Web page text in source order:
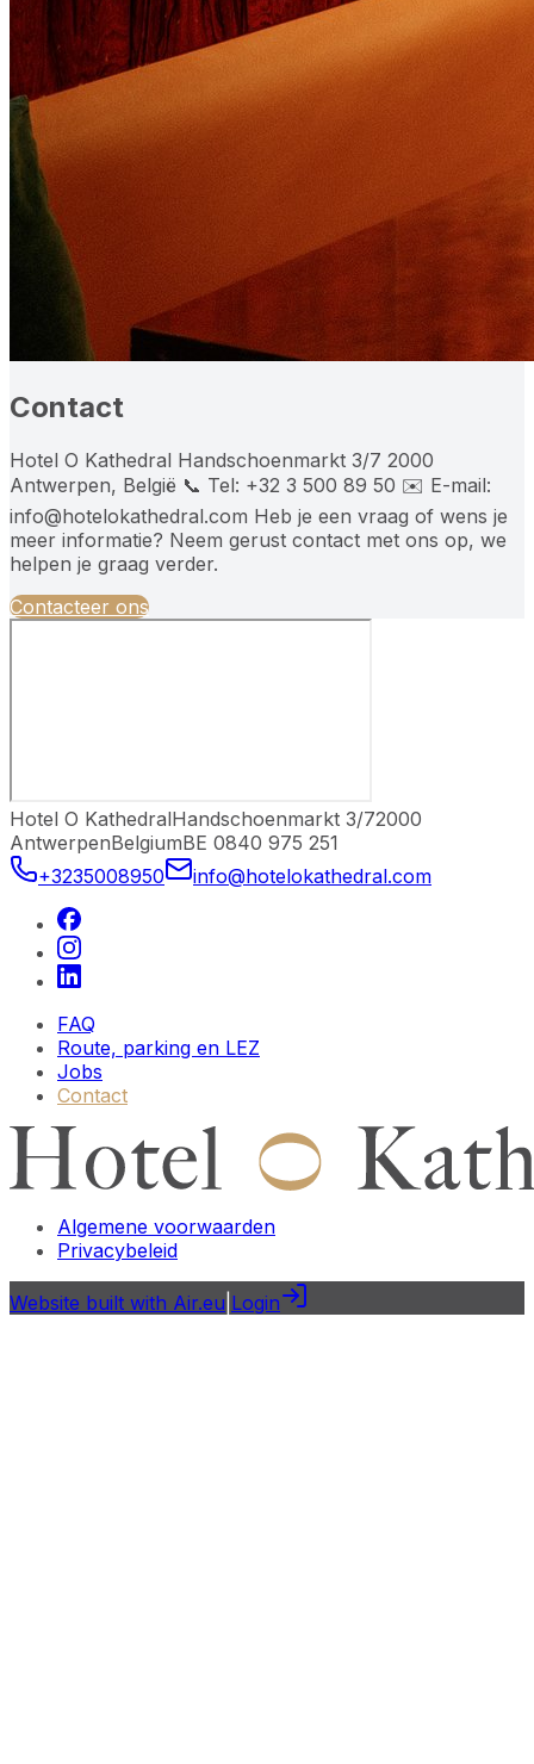
Contact
Hotel O Kathedral Handschoenmarkt 3/7 2000
Antwerpen, België 📞 Tel: +32 3 500 89 50 ✉️ E-mail:
info@hotelokathedral.com Heb je een vraag of wens je
meer informatie? Neem gerust contact met ons op, we
helpen je graag verder.
Contacteer ons
Hotel O KathedralHandschoenmarkt 3/72000
AntwerpenBelgiumBE 0840 975 251
+3235008950
info@hotelokathedral.com
FAQ
Route, parking en LEZ
Jobs
Contact
Algemene voorwaarden
Privacybeleid
Website built with Air.eu Login